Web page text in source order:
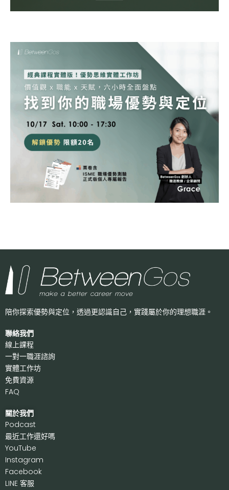
陪你探索優勢與定位，透過更認識自己， 實踐屬於你的理想職涯。
聯絡我們
線上課程
一對一職涯諮詢
實體工作坊
免費資源
FAQ
關於我們
Podcast
最近工作還好嗎
YouTube
Instagram
Facebook
LINE 客服